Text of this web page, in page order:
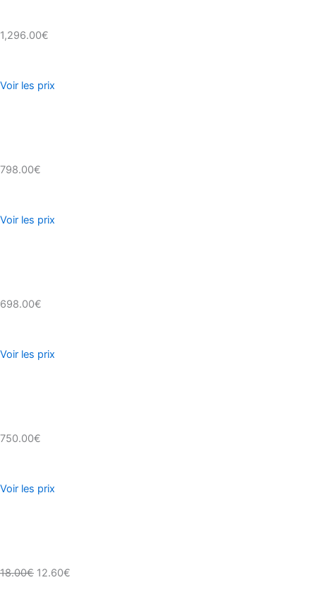
1,296.00€
Voir les prix
798.00€
Voir les prix
698.00€
Voir les prix
750.00€
Voir les prix
18.00€ 12.60€